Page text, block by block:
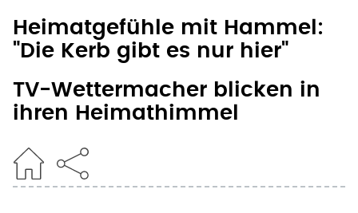
Heimatgefühle mit Hammel:
"Die Kerb gibt es nur hier"
TV-Wettermacher blicken in
ihren Heimathimmel